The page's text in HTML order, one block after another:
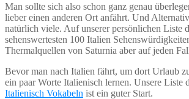
Man sollte sich also schon ganz genau
lieber einen anderen Ort anfährt. Und
natürlich viele. Auf unserer persönlichen Liste
sehenswertesten 100 Italien
Thermalquellen von Saturnia aber auf jeden
Bevor man nach Italien fährt, um dort Urlaub
ein paar Worte Italienisch lernen. Unsere Liste
Italienisch Vokabeln ist ein guter Start.